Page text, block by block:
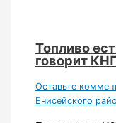
Топливо
говорит
Оставьте
Енисейского